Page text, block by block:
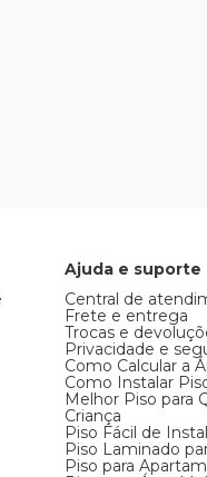
Ajuda e suporte
Central de
Frete e entrega
Trocas e
Privacidade e
Como Calcular a
Como Instalar
Melhor Piso para
Criança
Piso Fácil de
Piso Laminado
Piso para